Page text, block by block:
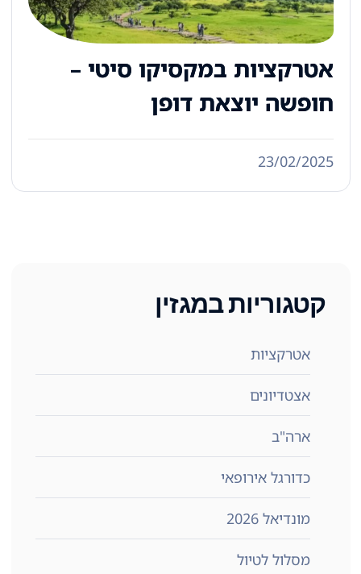
אטרקציות במקסיקו סיטי –
חופשה יוצאת דופן
23/02/2025
קטגוריות במגזין
אטרקציות
אצטדיונים
ארה"ב
כדורגל אירופאי
מונדיאל 2026
מסלול לטיול